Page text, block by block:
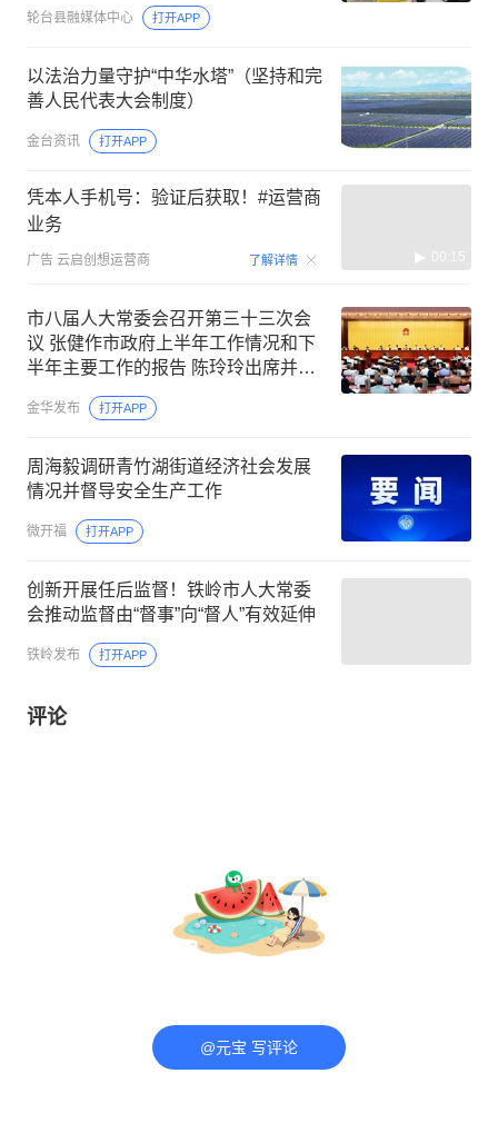
轮台县融媒体中心 打开APP
以法治力量守护“中华水塔”（坚持和完
善人民代表大会制度）
金台资讯 打开APP
凭本人手机号：验证后获取！#运营商
业务
广告 云启创想运营商 了解详情 00:15
市八届人大常委会召开第三十三次会
议 张健作市政府上半年工作情况和下
半年主要工作的报告 陈玲玲出席并讲
金华发布 打开APP
周海毅调研青竹湖街道经济社会发展
情况并督导安全生产工作
微开福 打开APP
创新开展任后监督！铁岭市人大常委
会推动监督由“督事”向“督人”有效延伸
铁岭发布 打开APP
评论
@元宝 写评论